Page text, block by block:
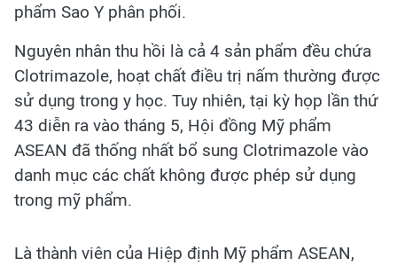
phẩm Sao Y phân phối.
Nguyên nhân thu hồi là cả 4 sản phẩm đều chứa
Clotrimazole, hoạt chất điều trị nấm thường được
sử dụng trong y học. Tuy nhiên, tại kỳ họp lần thứ
43 diễn ra vào tháng 5, Hội đồng Mỹ phẩm
ASEAN đã thống nhất bổ sung Clotrimazole vào
danh mục các chất không được phép sử dụng
trong mỹ phẩm.
Là thành viên của Hiệp định Mỹ phẩm ASEAN,